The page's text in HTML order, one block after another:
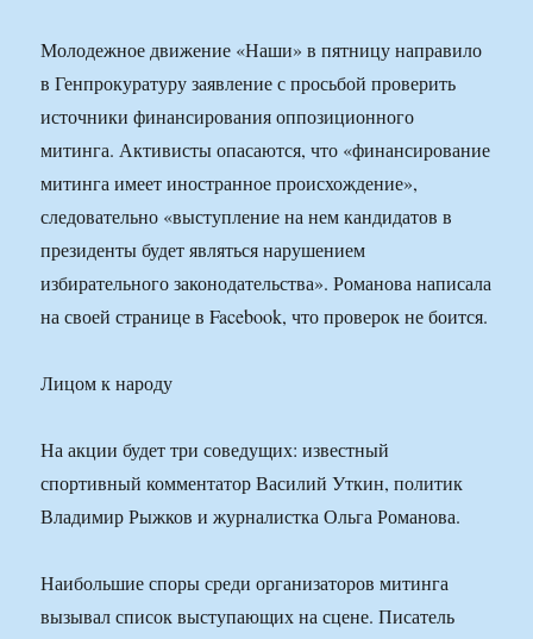
Молодежное движение «Наши» в пятницу направило
в Генпрокуратуру заявление с просьбой проверить
источники финансирования оппозиционного
митинга. Активисты опасаются, что «финансирование
митинга имеет иностранное происхождение»,
следовательно «выступление на нем кандидатов в
президенты будет являться нарушением
избирательного законодательства». Романова написала
на своей странице в Facebook, что проверок не боится.
Лицом к народу
На акции будет три соведущих: известный
спортивный комментатор Василий Уткин, политик
Владимир Рыжков и журналистка Ольга Романова.
Наибольшие споры среди организаторов митинга
вызывал список выступающих на сцене. Писатель